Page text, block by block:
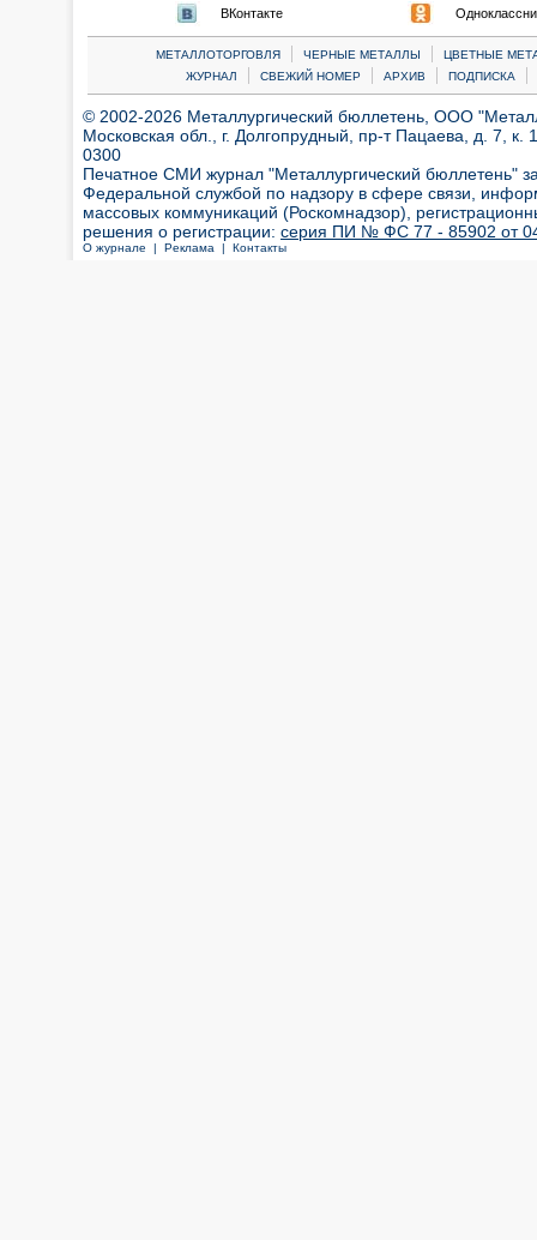
ВКонтакте
МЕТАЛЛОТОРГОВЛЯ | ЧЕРНЫЕ МЕТАЛЛЫ |
ЦВЕТНЫЕ
ЖУРНАЛ
| СВЕЖИЙ НОМЕР | АРХИВ | ПОДПИСКА |
© 2002-2026 Металлургический бюллетень, ООО
Московская обл., г. Долгопрудный, пр-т Пацаева, д. 7,
0300
Печатное СМИ журнал "Металлургический бюллетень"
Федеральной службой по надзору в сфере связи,
массовых коммуникаций (Роскомнадзор),
решения о регистрации: серия ПИ № ФС 77 - 85902 от 04
О журнале | Реклама | Контакты